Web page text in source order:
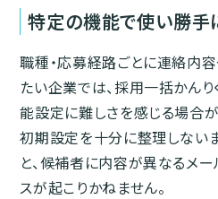
特定の機能で使い勝手
職種・応募経路ごとに連絡内
たい企業では、採用一括かんり
能設定に難しさを感じる場合が
初期設定を十分に整理しない
と、候補者に内容が異なるメ
スが起こりかねません。